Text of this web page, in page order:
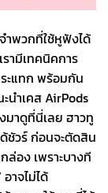
ำพวกที่ใช้หูฟังได้
ามีเทคนิคการ
ะแทก พร้อมกัน
นำเคส AirPods
มาดูที่นี่เลย ฮาวทู
ชัวร์ ก่อนจะตัดสิน
ล่อง เพราะบางที
าจไม่ได้